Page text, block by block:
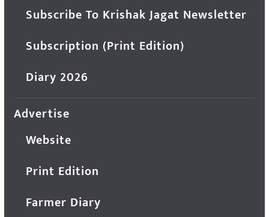
Subscribe To Krishak Jagat Newsletter
Subscription (Print Edition)
Diary 2026
Advertise
Website
Print Edition
Farmer Diary